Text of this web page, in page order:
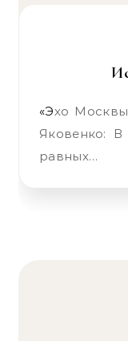
«Эхо Москвы»: история болезни Игорь
Яковенко:
равных…